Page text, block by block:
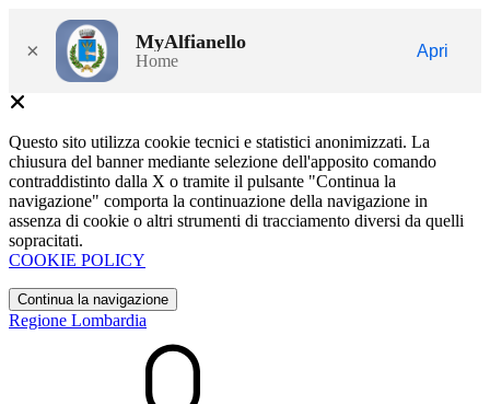
× MyAlfianello
Home
Apri
Questo sito utilizza cookie tecnici e statistici anonimizzati. La
chiusura del banner mediante selezione dell'apposito comando
contraddistinto dalla X o tramite il pulsante "Continua la
navigazione" comporta la continuazione della navigazione in
assenza di cookie o altri strumenti di tracciamento diversi da quelli
sopracitati.
COOKIE POLICY
Continua la navigazione
Regione Lombardia